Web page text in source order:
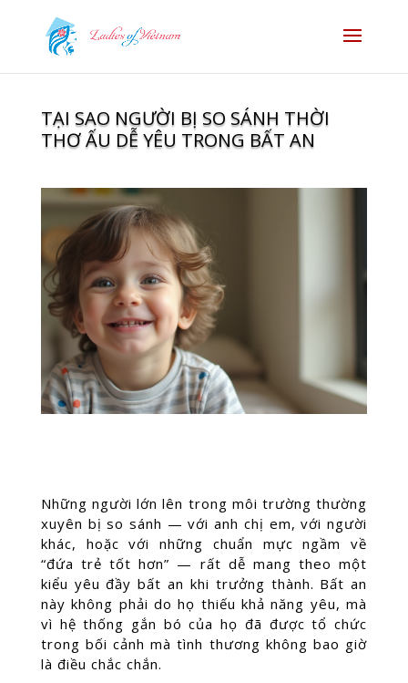
TẠI SAO NGƯỜI BỊ SO SÁNH THỜI
THƠ ẤU DỄ YÊU TRONG BẤT AN
Những người lớn lên trong môi trường thường
xuyên bị so sánh — với anh chị em, với người
khác, hoặc với những chuẩn mực ngầm về
“đứa trẻ tốt hơn” — rất dễ mang theo một
kiểu yêu đầy bất an khi trưởng thành. Bất an
này không phải do họ thiếu khả năng yêu, mà
vì hệ thống gắn bó của họ đã được tổ chức
trong bối cảnh mà tình thương không bao giờ
là điều chắc chắn.